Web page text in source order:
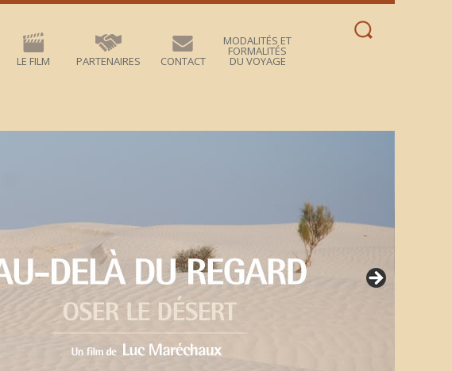
LE FILM PARTENAIRES CONTACT
MODALITÉS ET
FORMALITÉS
DU VOYAGE
Rechercher :